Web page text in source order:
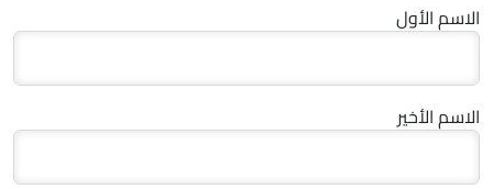
الاسم الأول
الاسم الأخير